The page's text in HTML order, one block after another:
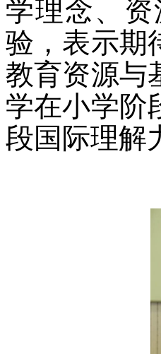
学理念、
验，表示期
教育资源与
学在小学阶
段国际理解